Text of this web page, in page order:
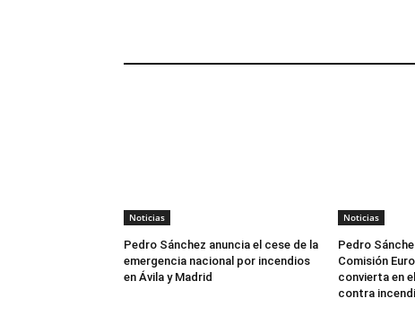
Noticias
Pedro Sánchez anuncia el cese de la
emergencia nacional por incendios
en Ávila y Madrid
Noticias
Pedro
Comisión
convierta en
contra